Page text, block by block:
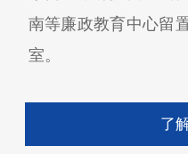
南等廉政教育中心留
室。
了